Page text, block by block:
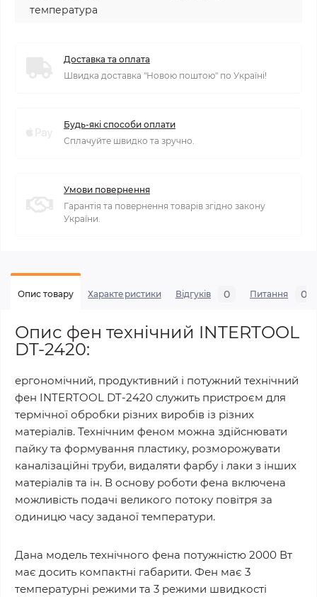
температура
Доставка та оплата
Швидка доставка "Новою поштою" по Україні!
Будь-які способи оплати
Сплачуйте швидко та зручно.
Умови повернення
Гарантія та повернення товарів згідно закону
України.
Опис товару Характеристики Відгуків 0 Питання 0
Опис фен технічний INTERTOOL
DT-2420:
ергономічний, продуктивний і потужний технічний
фен INTERTOOL DT-2420 служить пристроєм для
термічної обробки різних виробів із різних
матеріалів. Технічним феном можна здійснювати
пайку та формування пластику, розморожувати
каналізаційні труби, видаляти фарбу і лаки з інших
матеріалів та ін. В основу роботи фена включена
можливість подачі великого потоку повітря за
одиницю часу заданої температури.
Дана модель технічного фена потужністю 2000 Вт
має досить компактні габарити. Фен має 3
температурні режими та 3 режими швидкості